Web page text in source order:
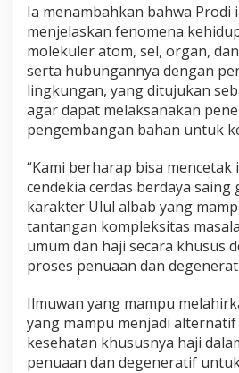
e
r
n
M
o
l
e
u
l
e
r
Ia menambahkan bahwa Prodi
menjelaskan fenomena
molekuler atom, sel, organ,
serta hubungannya dengan
lingkungan, yang ditujukan
agar dapat melaksanakan
pengembangan bahan untuk
“Kami berharap bisa mencetak
cendekia cerdas berdaya saing
karakter Ulul albab yang
tantangan kompleksitas
umum dan haji secara khusus
proses penuaan dan
Ilmuwan yang mampu
yang mampu menjadi
kesehatan khususnya haji
penuaan dan degeneratif